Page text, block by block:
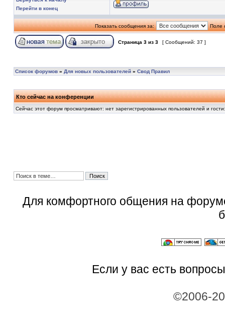
Перейти в конец
Показать сообщения за: Поле
Страница 3 из 3 [ Сообщений: 37 ]
Список форумов » Для новых пользователей » Свод Правил
Кто сейчас на конференции
Сейчас этот форум просматривают: нет зарегистрированных пользователей и
Для комфортного общения на
Если у вас есть
©2006-